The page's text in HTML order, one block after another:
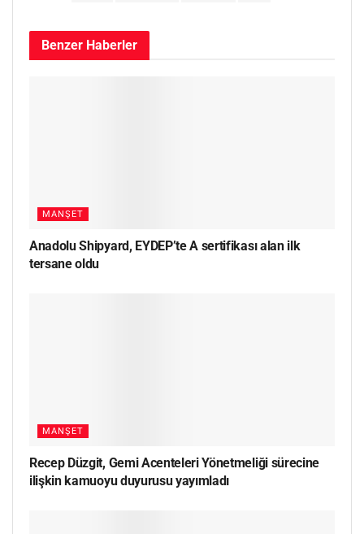
Benzer Haberler
MANŞET
Anadolu Shipyard, EYDEP’te A sertifikası alan ilk
tersane oldu
MANŞET
Recep Düzgit, Gemi Acenteleri Yönetmeliği sürecine
ilişkin kamuoyu duyurusu yayımladı